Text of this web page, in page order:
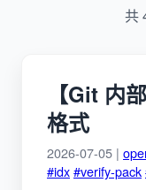
共
【Git 内
格式
2026-07-05 |
#idx#verify-pack